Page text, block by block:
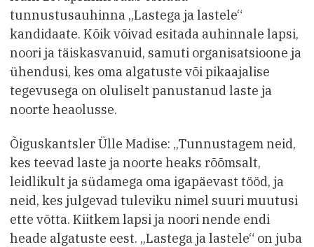
tunnustusauhinna „Lastega ja lastele“
kandidaate. Kõik võivad esitada auhinnale lapsi,
noori ja täiskasvanuid, samuti organisatsioone ja
ühendusi, kes oma algatuste või pikaajalise
tegevusega on oluliselt panustanud laste ja
noorte heaolusse.
Õiguskantsler Ülle Madise: „Tunnustagem neid,
kes teevad laste ja noorte heaks rõõmsalt,
leidlikult ja südamega oma igapäevast tööd, ja
neid, kes julgevad tuleviku nimel suuri muutusi
ette võtta. Kiitkem lapsi ja noori nende endi
heade algatuste eest. „Lastega ja lastele“ on juba